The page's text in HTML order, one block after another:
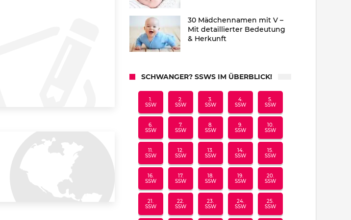
30 Mädchennamen mit V –
Mit detaillierter Bedeutung
& Herkunft
SCHWANGER? SSWS IM ÜBERBLICK!
1.
SSW
2.
SSW
3.
SSW
4.
SSW
5.
SSW
6.
SSW
7.
SSW
8.
SSW
9.
SSW
10.
SSW
11.
SSW
12.
SSW
13.
SSW
14.
SSW
15.
SSW
16.
SSW
17.
SSW
18.
SSW
19.
SSW
20.
SSW
21.
SSW
22.
SSW
23.
SSW
24.
SSW
25.
SSW